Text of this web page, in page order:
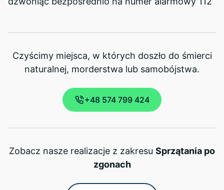
Czyścimy miejsca, w których doszło do śmierci
naturalnej, morderstwa lub samobójstwa.
+48 574 799 424
Zobacz nasze realizacje z zakresu Sprzątania po
zgonach